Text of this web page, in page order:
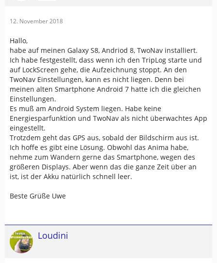
12. November 2018
Hallo,
habe auf meinen Galaxy S8, Andriod 8, TwoNav installiert.
Ich habe festgestellt, dass wenn ich den TripLog starte und
auf LockScreen gehe, die Aufzeichnung stoppt. An den
TwoNav Einstellungen, kann es nicht liegen. Denn bei
meinen alten Smartphone Android 7 hatte ich die gleichen
Einstellungen.
Es muß am Android System liegen. Habe keine
Energiesparfunktion und TwoNav als nicht überwachtes App
eingestellt.
Trotzdem geht das GPS aus, sobald der Bildschirm aus ist.
Ich hoffe es gibt eine Lösung. Obwohl das Anima habe,
nehme zum Wandern gerne das Smartphone, wegen des
größeren Displays. Aber wenn das die ganze Zeit über an
ist, ist der Akku natürlich schnell leer.
Beste Grüße Uwe
Loudini